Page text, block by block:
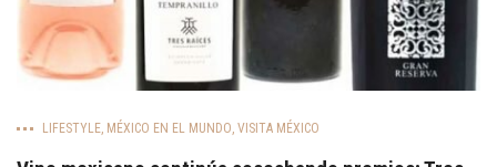
LIFESTYLE, MÉXICO EN EL MUNDO, VISITA MÉXICO